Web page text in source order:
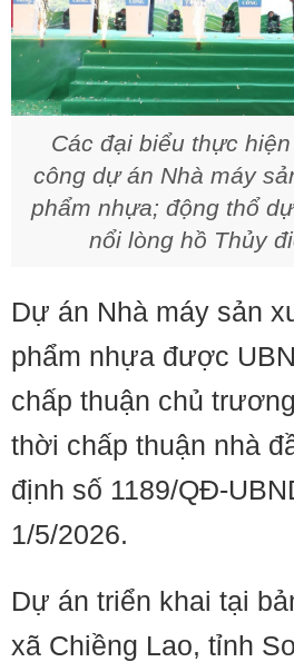
Các đại biểu thực
công dự án Nhà máy
phẩm nhựa; động thổ
nổi lòng hồ Thủy
Dự án Nhà máy sản
phẩm nhựa được
chấp thuận chủ
thời chấp thuận nhà
định số 1189/QĐ-
1/5/2026.
Dự án triển khai tại
xã Chiềng Lao, tỉnh